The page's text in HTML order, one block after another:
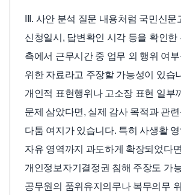
III. 사안 분석 질문 내용처럼 국민신문
신청일시, 답변확인 시각 등을 확인한
측에서 근무시간 중 업무 외 행위 여부
위한 자료라고 주장할 가능성이 있습
개인적 표현행위나 고소장 표현 일부
문제 삼았다면, 실제 감사 목적과 관련
다툼 여지가 있습니다. 특히 사생활
자유 영역까지 과도하게 확장되었다면
개인정보자기결정권 침해 주장도 가
공무원의 품위유지의무나 복무의무